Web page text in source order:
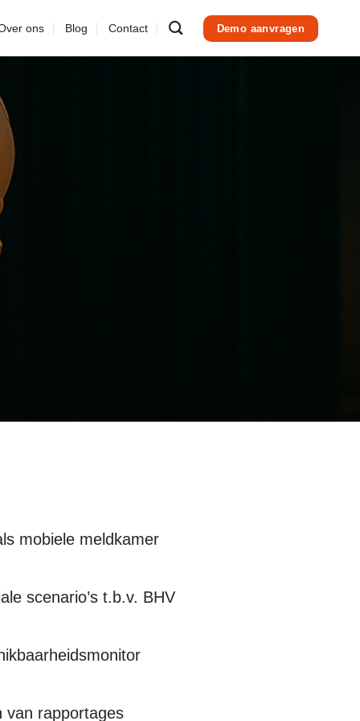
ons Blog Contact Demo aanvragen
mobiele meldkamer
scenario’s t.b.v. BHV
van rapportages